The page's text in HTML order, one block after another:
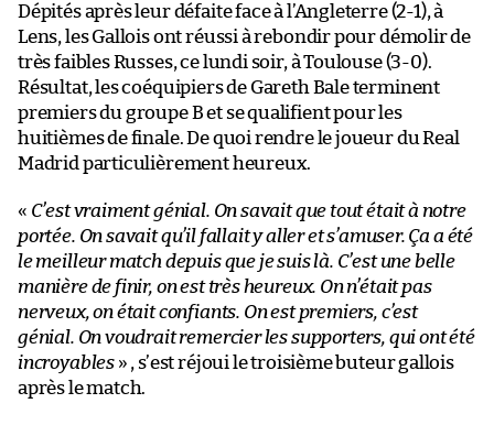
Dépités après leur défaite face à l’Angleterre (2-1), à
Lens, les Gallois ont réussi à rebondir pour démolir de
très faibles Russes, ce lundi soir, à Toulouse (3-0).
Résultat, les coéquipiers de Gareth Bale terminent
premiers du groupe B et se qualifient pour les
huitièmes de finale. De quoi rendre le joueur du Real
Madrid particulièrement heureux.
« C’est vraiment génial. On savait que tout était à notre
portée. On savait qu’il fallait y aller et s’amuser. Ça a été
le meilleur match depuis que je suis là. C’est une belle
manière de finir, on est très heureux. On n’était pas
nerveux, on était confiants. On est premiers, c’est
génial. On voudrait remercier les supporters, qui ont été
incroyables » , s’est réjoui le troisième buteur gallois
après le match.